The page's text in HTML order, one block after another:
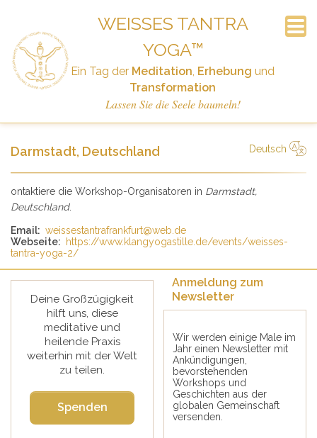
WEISSES TANTRA Y
OGA™
Ein Tag der Meditation, Erhebung und
Transformation
Lassen Sie die Seele baumeln!
Startseite
Ankündigungen
Der Workshop
Termine
Kontakt
Häufig Gestellte Fragen
Geschichte
Links
Anmeldung zum Newsletter
Spenden
Darmstadt, Deutschland
Deutsch
ontaktiere die Workshop-Organisatoren in Darmstadt,
Deutschland.
Email: weissestantrafrankfurt@web.de
Webseite:
https://www.klangyogastille.de/events/weisses-
tantra-yoga-2/
Deine Großzügigkeit
hilft uns, diese
meditative und
heilende Praxis
weiterhin mit der Welt
zu teilen.
Spenden
Anmeldung zum
Newsletter
Wir werden einige Male im
Jahr einen Newsletter mit
Ankündigungen,
bevorstehenden
Workshops und
Geschichten aus der
globalen Gemeinschaft
versenden.